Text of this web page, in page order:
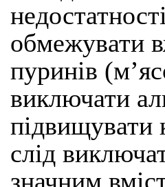
обмежувати
пуринів
виключати
підвищувати
слід
значним